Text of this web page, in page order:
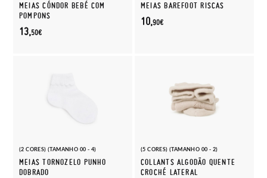
MEIAS CÓNDOR BEBÉ COM
POMPONS
13,50€
MEIAS BAREFOOT RISCAS
10,90€
(2 CORES) (TAMANHO 00 - 4)
MEIAS TORNOZELO PUNHO
DOBRADO
(5 CORES) (TAMANHO 00 - 2)
COLLANTS ALGODÃO QUENTE
CROCHÉ LATERAL